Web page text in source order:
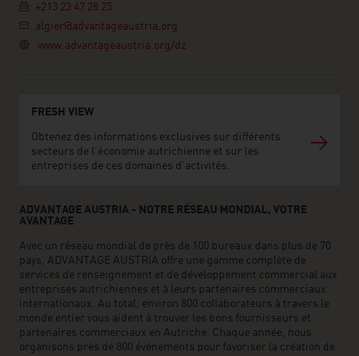
+213 23 47 28 25
algier@advantageaustria.org
www.advantageaustria.org/dz
FRESH VIEW
Obtenez des informations exclusives sur différents
secteurs de l'économie autrichienne et sur les
entreprises de ces domaines d'activités.
ADVANTAGE AUSTRIA - NOTRE RÉSEAU MONDIAL, VOTRE
AVANTAGE
Avec un réseau mondial de près de 100 bureaux dans plus de 70
pays, ADVANTAGE AUSTRIA offre une gamme complète de
services de renseignement et de développement commercial aux
entreprises autrichiennes et à leurs partenaires commerciaux
internationaux. Au total, environ 800 collaborateurs à travers le
monde entier vous aident à trouver les bons fournisseurs et
partenaires commerciaux en Autriche. Chaque année, nous
organisons près de 800 événements pour favoriser la création de